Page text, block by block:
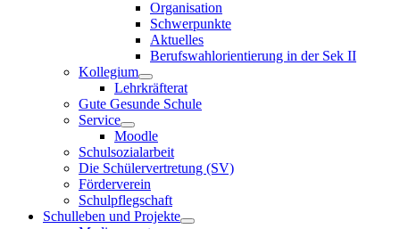
Organisation
Schwerpunkte
Aktuelles
Berufswahlorientierung in der Sek II
Kollegium
Lehrkräfterat
Gute Gesunde Schule
Service
Moodle
Schulsozialarbeit
Die Schülervertretung (SV)
Förderverein
Schulpflegschaft
Schulleben und Projekte